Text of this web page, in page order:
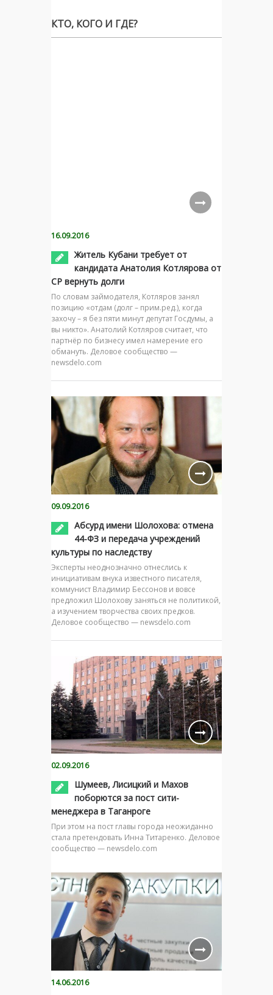
КТО, КОГО И ГДЕ?
16.09.2016
Житель Кубани требует от
кандидата Анатолия Котлярова от
СР вернуть долги
По словам займодателя, Котляров занял
позицию «отдам (долг – прим.ред.), когда
захочу – я без пяти минут депутат Госдумы, а
вы никто». Анатолий Котляров считает, что
партнёр по бизнесу имел намерение его
обмануть. Деловое сообщество —
newsdelo.com
09.09.2016
Абсурд имени Шолохова: отмена
44-ФЗ и передача учреждений
культуры по наследству
Эксперты неоднозначно отнеслись к
инициативам внука известного писателя,
коммунист Владимир Бессонов и вовсе
предложил Шолохову заняться не политикой,
а изучением творчества своих предков.
Деловое сообщество — newsdelo.com
02.09.2016
Шумеев, Лисицкий и Махов
поборются за пост сити-
менеджера в Таганроге
При этом на пост главы города неожиданно
стала претендовать Инна Титаренко. Деловое
сообщество — newsdelo.com
14.06.2016